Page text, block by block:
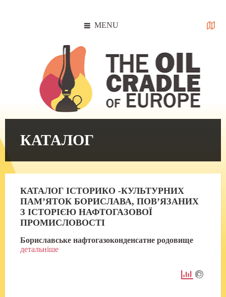
MENU
КАТАЛОГ
КАТАЛОГ ІСТОРИКО -КУЛЬТУРНИХ
ПАМ’ЯТОК БОРИСЛАВА, ПОВ’ЯЗАНИХ
З ІСТОРІЄЮ НАФТОГАЗОВОЇ
ПРОМИСЛОВОСТІ
Бориславське нафтогазоконденсатне родовище
детальніше